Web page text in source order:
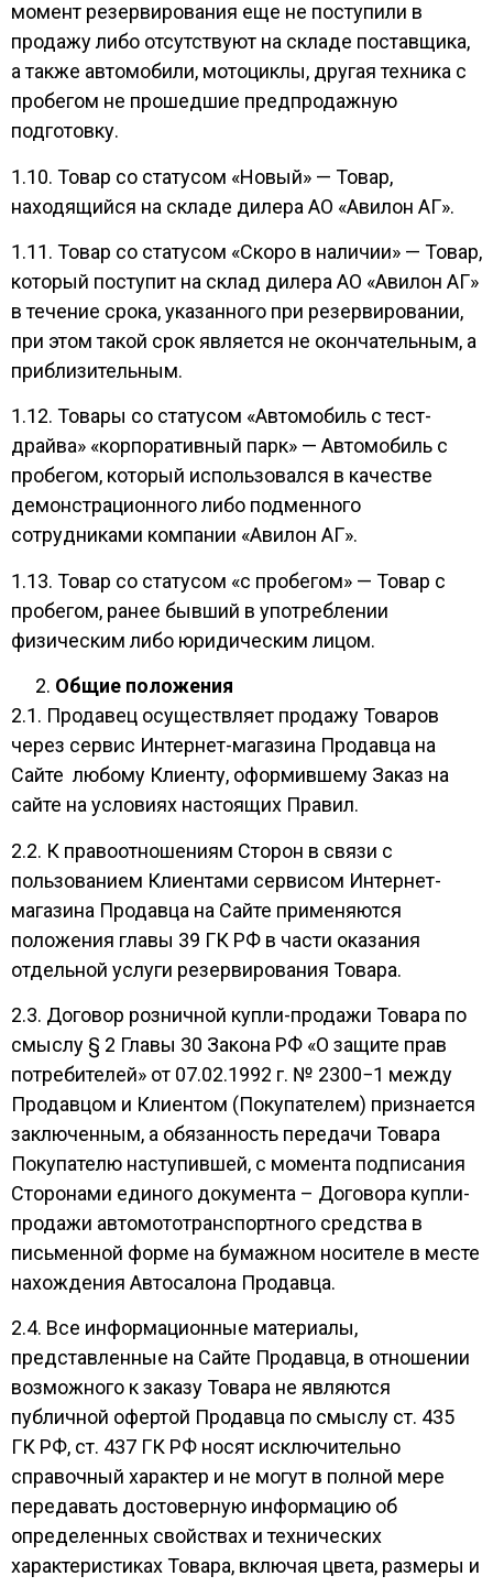
момент резервирования еще не поступили в
продажу либо отсутствуют на складе поставщика,
а также автомобили, мотоциклы, другая техника с
пробегом не прошедшие предпродажную
подготовку.
1.10. Товар со статусом «Новый» — Товар,
находящийся на складе дилера АО «Авилон АГ».
1.11. Товар со статусом «Скоро в наличии» — Товар,
который поступит на склад дилера АО «Авилон АГ»
в течение срока, указанного при резервировании,
при этом такой срок является не окончательным, а
приблизительным.
1.12. Товары со статусом «Автомобиль с тест-
драйва» «корпоративный парк» — Автомобиль с
пробегом, который использовался в качестве
демонстрационного либо подменного
сотрудниками компании «Авилон АГ».
1.13. Товар со статусом «с пробегом» — Товар с
пробегом, ранее бывший в употреблении
физическим либо юридическим лицом.
Общие положения
2.1. Продавец осуществляет продажу Товаров
через сервис Интернет-магазина Продавца на
Сайте любому Клиенту, оформившему Заказ на
сайте на условиях настоящих Правил.
2.2. К правоотношениям Сторон в связи с
пользованием Клиентами сервисом Интернет-
магазина Продавца на Сайте применяются
положения главы 39 ГК РФ в части оказания
отдельной услуги резервирования Товара.
2.3. Договор розничной купли-продажи Товара по
смыслу § 2 Главы 30 Закона РФ «О защите прав
потребителей» от 07.02.1992 г. № 2300−1 между
Продавцом и Клиентом (Покупателем) признается
заключенным, а обязанность передачи Товара
Покупателю наступившей, с момента подписания
Сторонами единого документа – Договора купли-
продажи автомототранспортного средства в
письменной форме на бумажном носителе в месте
нахождения Автосалона Продавца.
2.4. Все информационные материалы,
представленные на Сайте Продавца, в отношении
возможного к заказу Товара не являются
публичной офертой Продавца по смыслу ст. 435
ГК РФ, ст. 437 ГК РФ носят исключительно
справочный характер и не могут в полной мере
передавать достоверную информацию об
определенных свойствах и технических
характеристиках Товара, включая цвета, размеры и